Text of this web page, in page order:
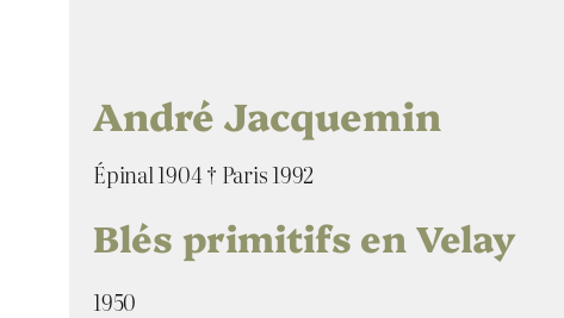
André Jacquemin
Épinal 1904 † Paris 1992
Blés primitifs en Velay
1950